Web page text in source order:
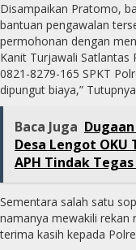
Disampaikan Pratomo,
bantuan pengawalan
permohonan dengan
Kanit Turjawali Satlantas
0821-8279-165 SPKT
dipungut biaya,”
Baca Juga
Desa Lengot OKU
APH Tindak
Sementara salah satu
namanya mewakili rekan
terima kasih kepada